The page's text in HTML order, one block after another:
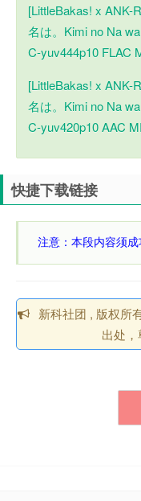
[LittleBakas! x ANK-
名は。Kimi no Na
C-yuv444p10 FLAC
[LittleBakas! x ANK-
名は。Kimi no Na
C-yuv420p10 AAC
快捷下载链接
注意：本段内容须成
新科社团 , 版权所
出处